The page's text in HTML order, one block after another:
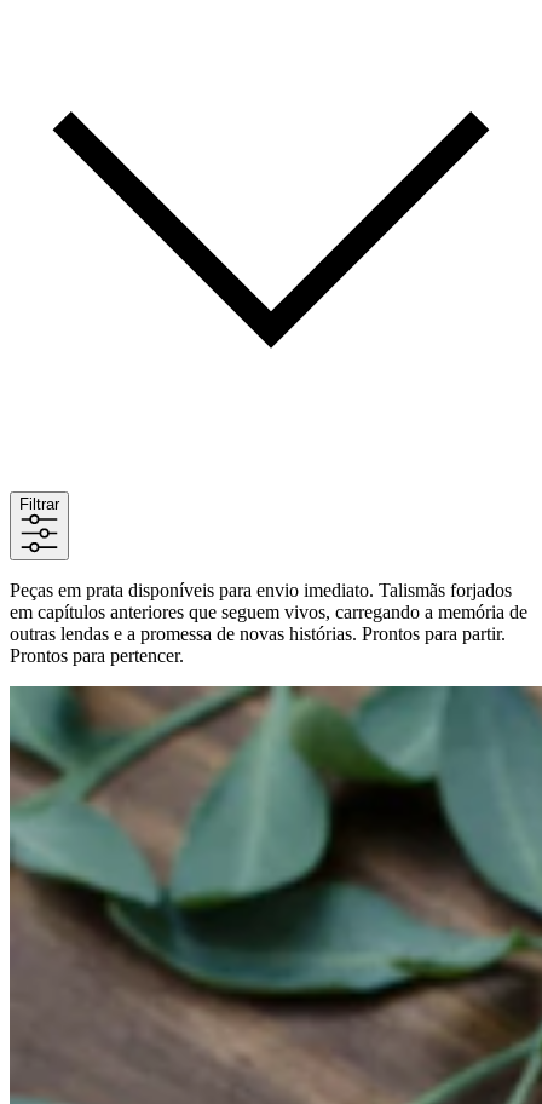
Filtrar
Peças em prata disponíveis para envio imediato. Talismãs forjados
em capítulos anteriores que seguem vivos, carregando a memória de
outras lendas e a promessa de novas histórias. Prontos para partir.
Prontos para pertencer.